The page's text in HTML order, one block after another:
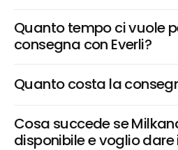
Quanto tempo ci vuole
consegna con Everli?
Quanto costa la
Cosa succede se
disponibile e voglio dare